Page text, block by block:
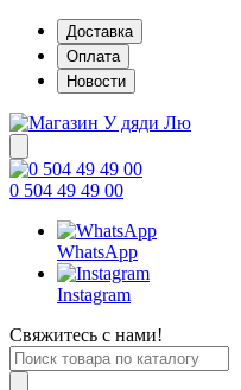
Доставка
Оплата
Новости
0 504 49 49 00
WhatsApp
Instagram
Свяжитесь с нами!